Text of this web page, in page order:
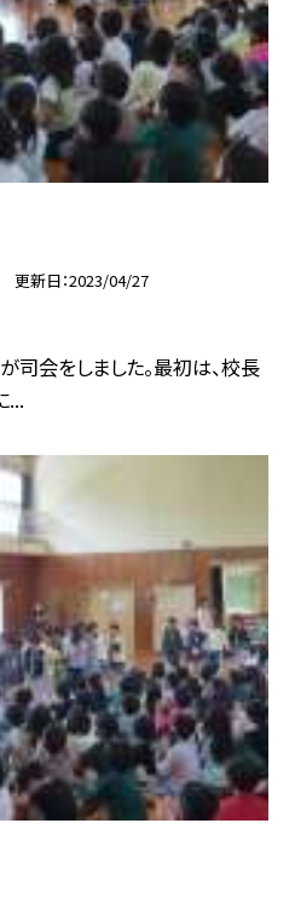
更新日 2023/04/27
司会をしました。最初は、校長
...